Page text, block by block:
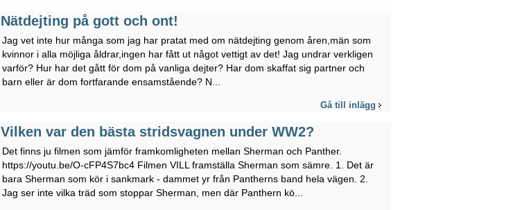
Nätdejting på gott och ont!
Jag vet inte hur många som jag har pratat med om nätdejting genom åren,män som
kvinnor i alla möjliga åldrar,ingen har fått ut något vettigt av det! Jag undrar verkligen
varför? Hur har det gått för dom på vanliga dejter? Har dom skaffat sig partner och
barn eller är dom fortfarande ensamstående? N...
Gå till inlägg
Vilken var den bästa stridsvagnen under WW2?
Det finns ju filmen som jämför framkomligheten mellan Sherman och Panther.
https://youtu.be/O-cFP4S7bc4 Filmen VILL framställa Sherman som sämre. 1. Det är
bara Sherman som kör i sankmark - dammet yr från Pantherns band hela vägen. 2.
Jag ser inte vilka träd som stoppar Sherman, men där Panthern kö...